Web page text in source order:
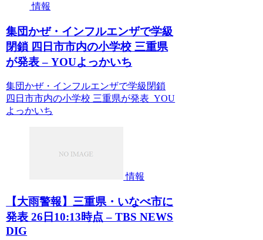
情報
集団かぜ・インフルエンザで学級
閉鎖 四日市市内の小学校 三重県
が発表 – YOUよっかいち
集団かぜ・インフルエンザで学級閉鎖
四日市市内の小学校 三重県が発表 YOU
よっかいち
情報
【大雨警報】三重県・いなべ市に
発表 26日10:13時点 – TBS NEWS
DIG